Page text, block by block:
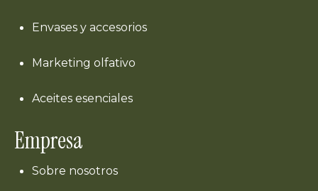
Envases y accesorios
Marketing olfativo
Aceites esenciales
Empresa
Sobre nosotros